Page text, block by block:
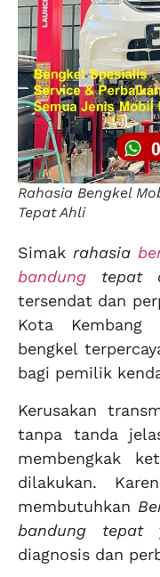
Rahasia Bengkel
Tepat Ahli
Simak rahasia
bandung tepat
tersendat dan
Kota Kembang
bengkel
bagi pemilik
Kerusakan
tanpa tanda
membengkak
dilakukan.
membutuhkan
bandung tepat
diagnosis dan